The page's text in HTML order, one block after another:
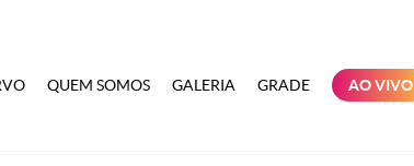
QUEM SOMOS GALERIA GRADE AO VIVO